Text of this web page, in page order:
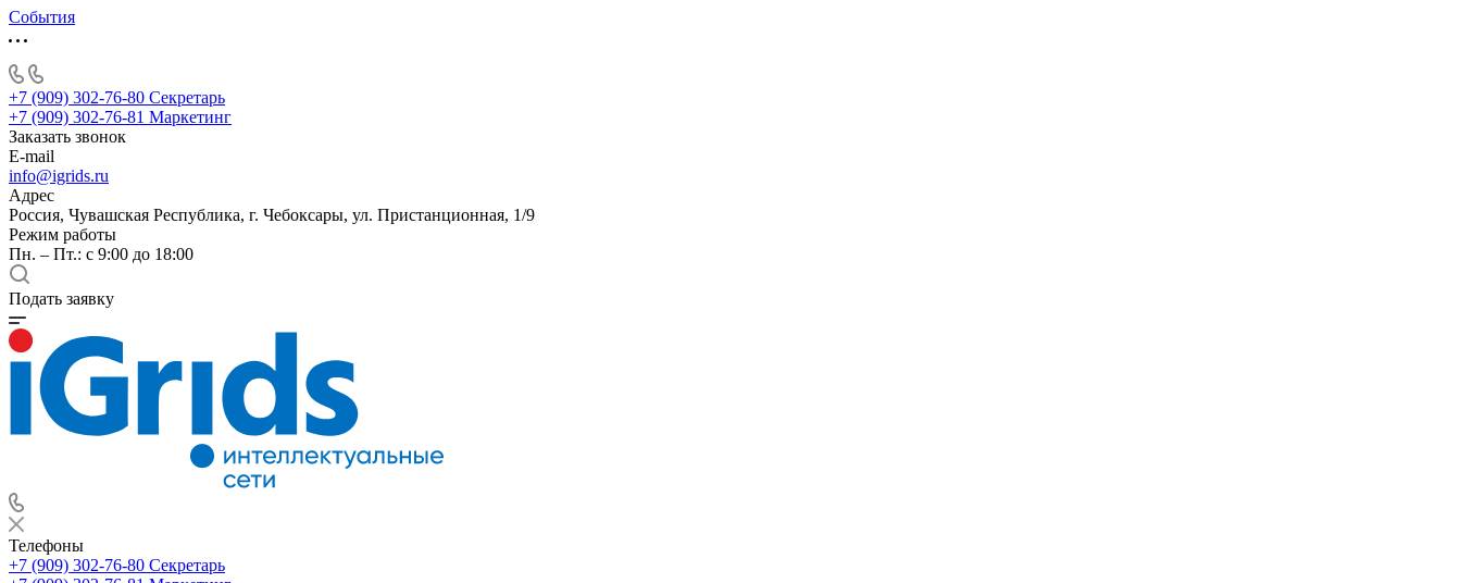
События
+7 (909) 302-76-80 Секретарь
+7 (909) 302-76-81 Маркетинг
Заказать звонок
E-mail
info@igrids.ru
Адрес
Россия, Чувашская Республика, г. Чебоксары, ул. Пристанционная, 1/9
Режим работы
Пн. – Пт.: с 9:00 до 18:00
Подать заявку
Телефоны
+7 (909) 302-76-80 Секретарь